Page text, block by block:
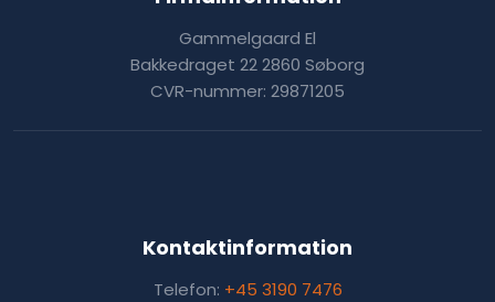
Gammelgaard El
Bakkedraget 22 2860 Søborg
CVR-nummer: 29871205
Kontaktinformation
Telefon: +45 3190 7476